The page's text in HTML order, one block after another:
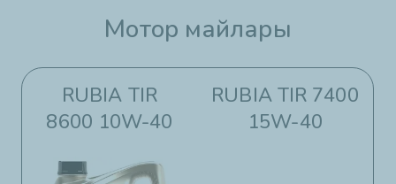
Мотор майлары​​
RUBIA TIR
8600 10W-40
RUBIA TIR 7400
15W-40​​